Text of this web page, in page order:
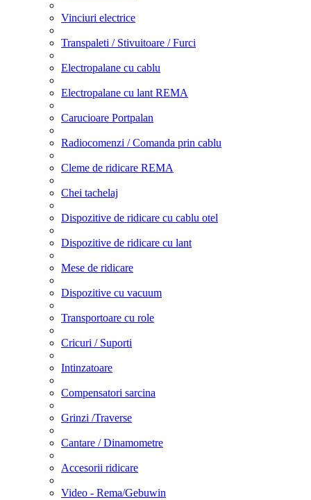
Vinciuri electrice
Transpaleti / Stivuitoare / Furci
Electropalane cu cablu
Electropalane cu lant REMA
Carucioare Portpalan
Radiocomenzi / Comanda prin cablu
Cleme de ridicare REMA
Chei tachelaj
Dispozitive de ridicare cu cablu otel
Dispozitive de ridicare cu lant
Mese de ridicare
Dispozitive cu vacuum
Transportoare cu role
Cricuri / Suporti
Intinzatoare
Compensatori sarcina
Grinzi /Traverse
Cantare / Dinamometre
Accesorii ridicare
Video - Rema/Gebuwin